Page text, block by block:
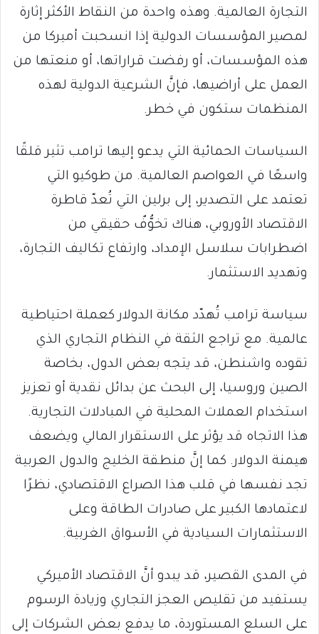
التجارة العالمية. وهذه واحدة من النقاط الأكثر إثارة
لمصير المؤسسات الدولية إذا انسحبت أميركا من
هذه المؤسسات، أو رفضت قراراتها، أو منعتها من
العمل على أراضيها، فإنَّ الشرعية الدولية لهذه
المنظمات ستكون في خطر.
السياسات الحمائية التي يدعو إليها ترامب تثير قلقًا
واسعًا في العواصم العالمية. من طوكيو التي
تعتمد على التصدير، إلى برلين التي تُعدّ قاطرة
الاقتصاد الأوروبي، هناك تخوُّفٌ حقيقي من
اضطرابات سلاسل الإمداد، وارتفاع تكاليف التجارة،
وتهديد الاستثمار.
سياسة ترامب تُهدّد مكانة الدولار كعملة احتياطية
عالمية. مع تراجع الثقة في النظام التجاري الذي
تقوده واشنطن، قد يتجه بعض الدول، بخاصة
الصين وروسيا، إلى البحث عن بدائل نقدية أو تعزيز
استخدام العملات المحلية في المبادلات التجارية.
هذا الاتجاه قد يؤثر على الاستقرار المالي ويضعف
هيمنة الدولار. كما إنَّ منطقة الخليج والدول العربية
تجد نفسها في قلب هذا الصراع الاقتصادي، نظرًا
لاعتمادها الكبير على صادرات الطاقة وعلى
الاستثمارات السيادية في الأسواق الغربية.
في المدى القصير، قد يبدو أنَّ الاقتصاد الأميركي
يستفيد من تقليص العجز التجاري وزيادة الرسوم
على السلع المستوردة، ما يدفع بعض الشركات إلى